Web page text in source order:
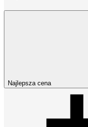
Najlepsza cena